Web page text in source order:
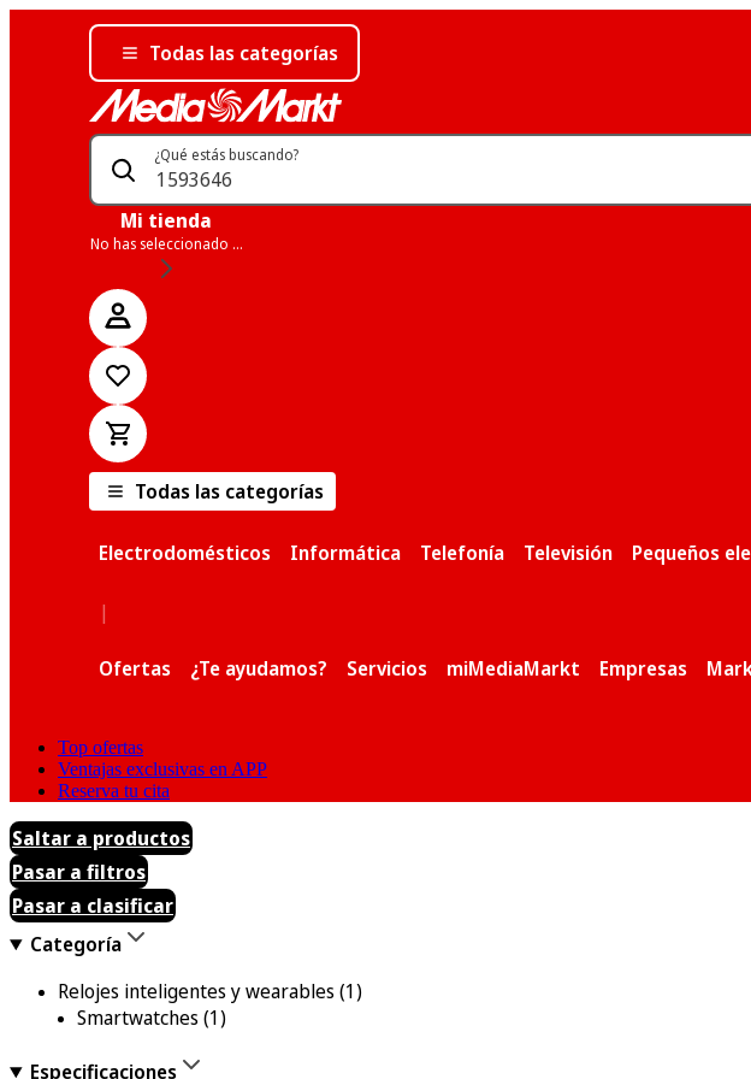
Todas las categorías
¿Qué estás buscando?
Mi tienda
No has seleccionado una tienda
Todas las categorías
Electrodomésticos Informática Telefonía Televisión Pequeños
|
Ofertas ¿Te ayudamos? Servicios miMediaMarkt Empresas
Top ofertas
Ventajas exclusivas en APP
Reserva tu cita
Saltar a productos
Pasar a filtros
Pasar a clasificar
Categoría
Relojes inteligentes y wearables (1)
Smartwatches (1)
Especificaciones